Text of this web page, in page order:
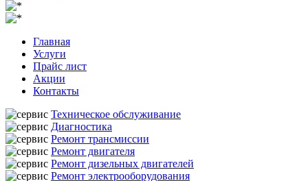
Главная
Услуги
Прайс лист
Акции
Контакты
Техническое обслуживание
Диагностика
Ремонт трансмиссии
Ремонт двигателя
Ремонт дизельных двигателей
Ремонт электрооборудования